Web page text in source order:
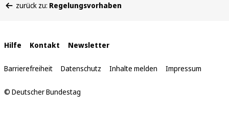
befinden
zurück zu: Regelungsvorhaben
Interne
Links
Hilfe Kontakt Newsletter
Barrierefreiheit Datenschutz Inhalte melden Impressum
© Deutscher Bundestag